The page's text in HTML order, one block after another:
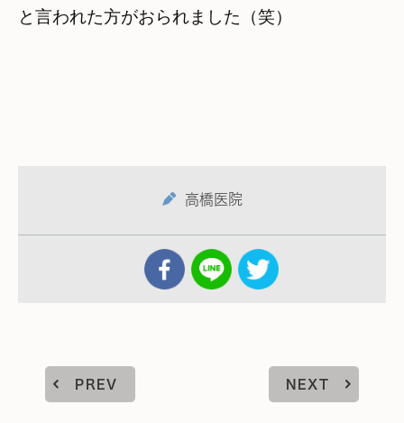
と言われた方がおられました（笑）
高橋医院
PREV NEXT